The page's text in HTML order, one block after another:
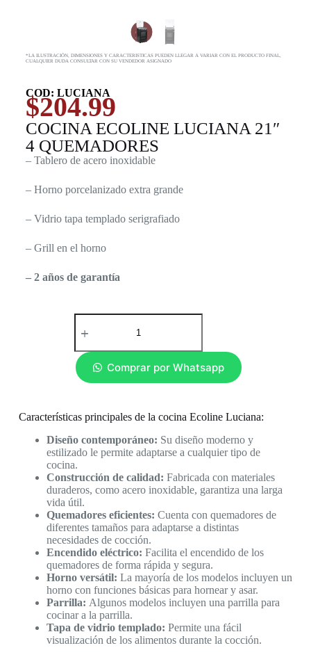
*LA ILUSTRACIÓN, DIMENSIONES Y CARACTERISTICAS PUEDEN LLEGAR A VARIAR CON EL PRODUCTO FINAL,
CUALQUIER DUDA CONSULTAR CON SU VENDEDOR ASIGNADO
COD: LUCIANA
$204.99
COCINA ECOLINE LUCIANA 21″
4 QUEMADORES
– Tablero de acero inoxidable
– Horno porcelanizado extra grande
– Vidrio tapa templado serigrafiado
– Grill en el horno
– 2 años de garantía
Comprar por Whatsapp
Características principales de la cocina Ecoline Luciana:
Diseño contemporáneo: Su diseño moderno y
estilizado le permite adaptarse a cualquier tipo de
cocina.
Construcción de calidad: Fabricada con materiales
duraderos, como acero inoxidable, garantiza una larga
vida útil.
Quemadores eficientes: Cuenta con quemadores de
diferentes tamaños para adaptarse a distintas
necesidades de cocción.
Encendido eléctrico: Facilita el encendido de los
quemadores de forma rápida y segura.
Horno versátil: La mayoría de los modelos incluyen un
horno con funciones básicas para hornear y asar.
Parrilla: Algunos modelos incluyen una parrilla para
cocinar a la parrilla.
Tapa de vidrio templado: Permite una fácil
visualización de los alimentos durante la cocción.